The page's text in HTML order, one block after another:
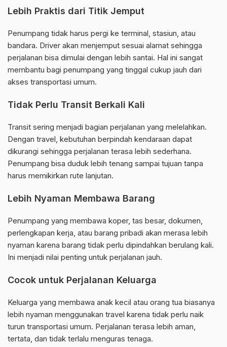
Lebih Praktis dari Titik Jemput
Penumpang tidak harus pergi ke terminal, stasiun, atau
bandara. Driver akan menjemput sesuai alamat sehingga
perjalanan bisa dimulai dengan lebih santai. Hal ini sangat
membantu bagi penumpang yang tinggal cukup jauh dari
akses transportasi umum.
Tidak Perlu Transit Berkali Kali
Transit sering menjadi bagian perjalanan yang melelahkan.
Dengan travel, kebutuhan berpindah kendaraan dapat
dikurangi sehingga perjalanan terasa lebih sederhana.
Penumpang bisa duduk lebih tenang sampai tujuan tanpa
harus memikirkan rute lanjutan.
Lebih Nyaman Membawa Barang
Penumpang yang membawa koper, tas besar, dokumen,
perlengkapan kerja, atau barang pribadi akan merasa lebih
nyaman karena barang tidak perlu dipindahkan berulang kali.
Ini menjadi nilai penting untuk perjalanan jauh.
Cocok untuk Perjalanan Keluarga
Keluarga yang membawa anak kecil atau orang tua biasanya
lebih nyaman menggunakan travel karena tidak perlu naik
turun transportasi umum. Perjalanan terasa lebih aman,
tertata, dan tidak terlalu menguras tenaga.